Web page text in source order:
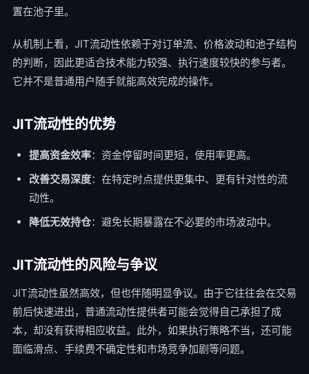
置在池子里。
从机制上看，JIT流动性依赖于对订单流、价格波动和池子结构
的判断，因此更适合技术能力较强、执行速度较快的参与者。
它并不是普通用户随手就能高效完成的操作。
JIT流动性的优势
提高资金效率：资金停留时间更短，使用率更高。
改善交易深度：在特定时点提供更集中、更有针对性的流
动性。
降低无效持仓：避免长期暴露在不必要的市场波动中。
JIT流动性的风险与争议
JIT流动性虽然高效，但也伴随明显争议。由于它往往会在交易
前后快速进出，普通流动性提供者可能会觉得自己承担了成
本，却没有获得相应收益。此外，如果执行策略不当，还可能
面临滑点、手续费不确定性和市场竞争加剧等问题。